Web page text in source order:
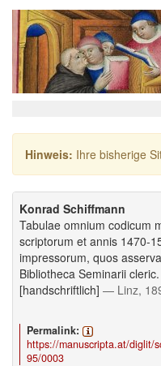
Hinweis: Ihre bisherige
Konrad Schiffmann
Tabulae omnium codicum
scriptorum et annis 1470-
impressorum, quos
Bibliotheca Seminarii
[handschriftlich] — Linz,
Permalink:
https://manuscripta.at/diglit/
95/0003